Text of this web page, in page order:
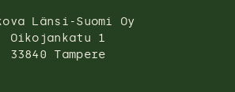
Länsi-Suomi Oy
Oikojankatu 1
33840 Tampere